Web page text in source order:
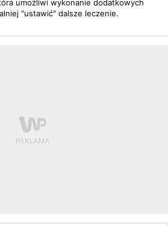
umożliwi wykonanie dodatkowych
"ustawić" dalsze leczenie.